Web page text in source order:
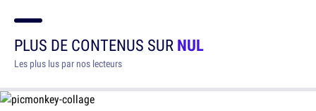
PLUS DE CONTENUS SURNUL
Les plus lus par nos lecteurs